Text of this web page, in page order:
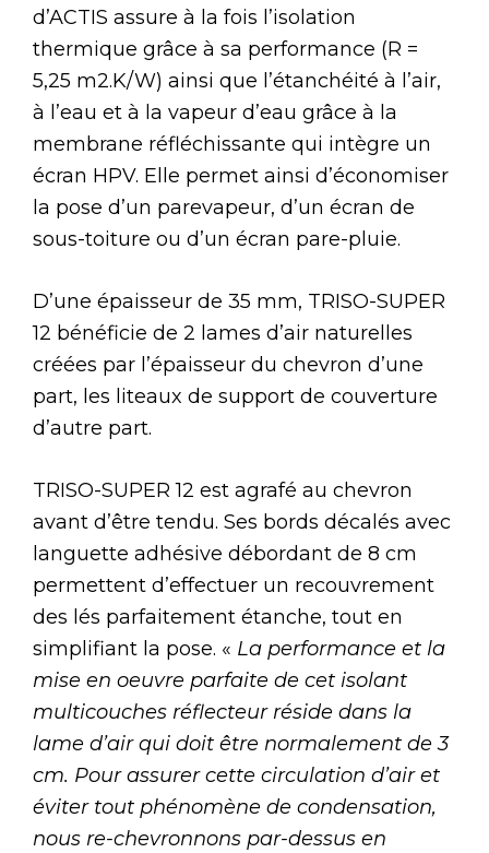
d’ACTIS assure à la fois l’isolation
thermique grâce à sa performance (R =
5,25 m2.K/W) ainsi que l’étanchéité à l’air,
à l’eau et à la vapeur d’eau grâce à la
membrane réfléchissante qui intègre un
écran HPV. Elle permet ainsi d’économiser
la pose d’un parevapeur, d’un écran de
sous-toiture ou d’un écran pare-pluie.
D’une épaisseur de 35 mm, TRISO-SUPER
12 bénéficie de 2 lames d’air naturelles
créées par l’épaisseur du chevron d’une
part, les liteaux de support de couverture
d’autre part.
TRISO-SUPER 12 est agrafé au chevron
avant d’être tendu. Ses bords décalés avec
languette adhésive débordant de 8 cm
permettent d’effectuer un recouvrement
des lés parfaitement étanche, tout en
simplifiant la pose. « La performance et la
mise en oeuvre parfaite de cet isolant
multicouches réflecteur réside dans la
lame d’air qui doit être normalement de 3
cm. Pour assurer cette circulation d’air et
éviter tout phénomène de condensation,
nous re-chevronnons par-dessus en